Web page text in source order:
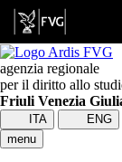
agenzia regionale
per il diritto allo
Friuli Venezia
ITA ENG
menu